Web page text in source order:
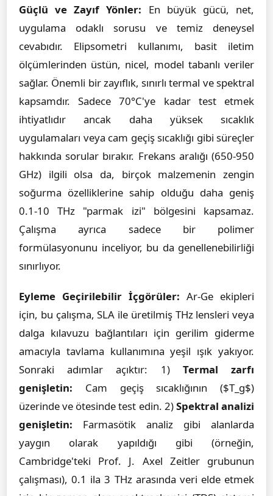
Güçlü ve Zayıf Yönler: En büyük gücü, net,
uygulama odaklı sorusu ve temiz deneysel
cevabıdır. Elipsometri kullanımı, basit iletim
ölçümlerinden üstün, nicel, model tabanlı veriler
sağlar. Önemli bir zayıflık, sınırlı termal ve spektral
kapsamdır. Sadece 70°C'ye kadar test etmek
ihtiyatlıdır ancak daha yüksek sıcaklık
uygulamaları veya cam geçiş sıcaklığı gibi süreçler
hakkında sorular bırakır. Frekans aralığı (650-950
GHz) ilgili olsa da, birçok malzemenin zengin
soğurma özelliklerine sahip olduğu daha geniş
0.1-10 THz "parmak izi" bölgesini kapsamaz.
Çalışma ayrıca sadece bir polimer
formülasyonunu inceliyor, bu da genellenebilirliği
sınırlıyor.
Eyleme Geçirilebilir İçgörüler: Ar-Ge ekipleri
için, bu çalışma, SLA ile üretilmiş THz lensleri veya
dalga kılavuzu bağlantıları için gerilim giderme
amacıyla tavlama kullanımına yeşil ışık yakıyor.
Sonraki adımlar açıktır: 1) Termal zarfı
genişletin: Cam geçiş sıcaklığının ($T_g$)
üzerinde ve ötesinde test edin. 2)Spektral analizi
genişletin: Farmasötik analiz gibi alanlarda
yaygın olarak yapıldığı gibi (örneğin,
Cambridge'teki Prof. J. Axel Zeitler grubunun
çalışması), 0.1 ila 3 THz arasında veri elde etmek